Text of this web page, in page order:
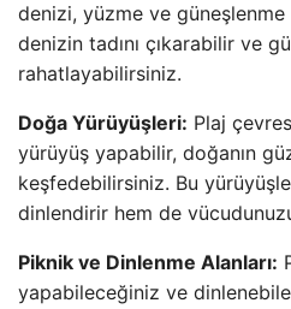
denizi, yüzme ve
denizin tadını çıkarabilir ve
rahatlayabilirsiniz.
Doğa Yürüyüşleri: Plaj
yürüyüş yapabilir, doğanın
keşfedebilirsiniz. Bu
dinlendirir hem de
Piknik ve Dinlenme Alanları:
yapabileceğiniz ve